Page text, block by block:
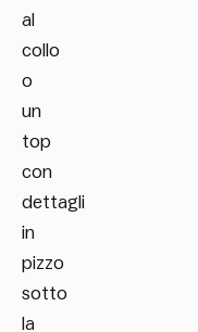
al
collo
o
un
top
con
dettagli
in
pizzo
sotto
la